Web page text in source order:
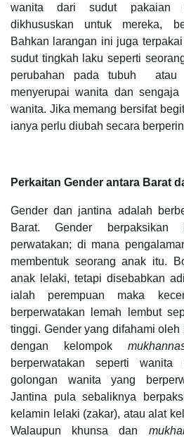
wanita dari sudut pakaian
dikhususkan untuk mereka,
Bahkan larangan ini juga
sudut tingkah laku seperti
perubahan pada tubuh atau
menyerupai wanita dan
wanita. Jika memang bersifat
ianya perlu diubah secara
Perkaitan Gender antara Barat
Gender dan jantina adalah
Barat. Gender
perwatakan; di mana
membentuk seorang anak itu.
anak lelaki, tetapi disebabkan
ialah perempuan maka
berperwatakan lemah lembut
tinggi. Gender yang difahami oleh
dengan kelompok
berperwatakan seperti
golongan wanita yang
Jantina pula sebaliknya
kelamin lelaki (zakar), atau alat
Walaupun khunsa dan